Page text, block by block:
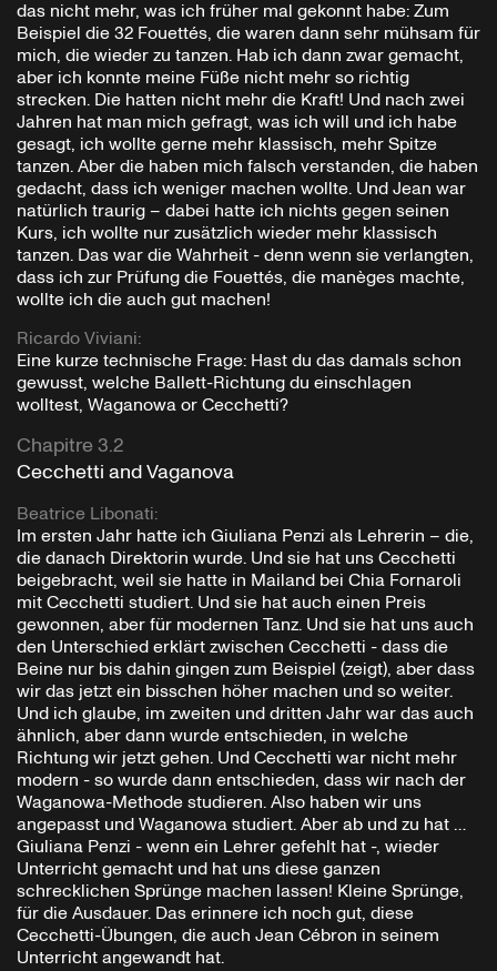
das nicht mehr, was ich früher mal gekonnt habe: Zum
Beispiel die 32 Fouettés, die waren dann sehr mühsam für
mich, die wieder zu tanzen. Hab ich dann zwar gemacht,
aber ich konnte meine Füße nicht mehr so richtig
strecken. Die hatten nicht mehr die Kraft! Und nach zwei
Jahren hat man mich gefragt, was ich will und ich habe
gesagt, ich wollte gerne mehr klassisch, mehr Spitze
tanzen. Aber die haben mich falsch verstanden, die haben
gedacht, dass ich weniger machen wollte. Und Jean war
natürlich traurig – dabei hatte ich nichts gegen seinen
Kurs, ich wollte nur zusätzlich wieder mehr klassisch
tanzen. Das war die Wahrheit - denn wenn sie verlangten,
dass ich zur Prüfung die Fouettés, die manèges machte,
wollte ich die auch gut machen!
Ricardo Viviani:
Eine kurze technische Frage: Hast du das damals schon
gewusst, welche Ballett-Richtung du einschlagen
wolltest, Waganowa or Cecchetti?
Chapitre 3.2
Cecchetti and Vaganova
Beatrice Libonati:
Im ersten Jahr hatte ich Giuliana Penzi als Lehrerin – die,
die danach Direktorin wurde. Und sie hat uns Cecchetti
beigebracht, weil sie hatte in Mailand bei Chia Fornaroli
mit Cecchetti studiert. Und sie hat auch einen Preis
gewonnen, aber für modernen Tanz. Und sie hat uns auch
den Unterschied erklärt zwischen Cecchetti - dass die
Beine nur bis dahin gingen zum Beispiel (zeigt), aber dass
wir das jetzt ein bisschen höher machen und so weiter.
Und ich glaube, im zweiten und dritten Jahr war das auch
ähnlich, aber dann wurde entschieden, in welche
Richtung wir jetzt gehen. Und Cecchetti war nicht mehr
modern - so wurde dann entschieden, dass wir nach der
Waganowa-Methode studieren. Also haben wir uns
angepasst und Waganowa studiert. Aber ab und zu hat …
Giuliana Penzi - wenn ein Lehrer gefehlt hat -, wieder
Unterricht gemacht und hat uns diese ganzen
schrecklichen Sprünge machen lassen! Kleine Sprünge,
für die Ausdauer. Das erinnere ich noch gut, diese
Cecchetti-Übungen, die auch Jean Cébron in seinem
Unterricht angewandt hat.